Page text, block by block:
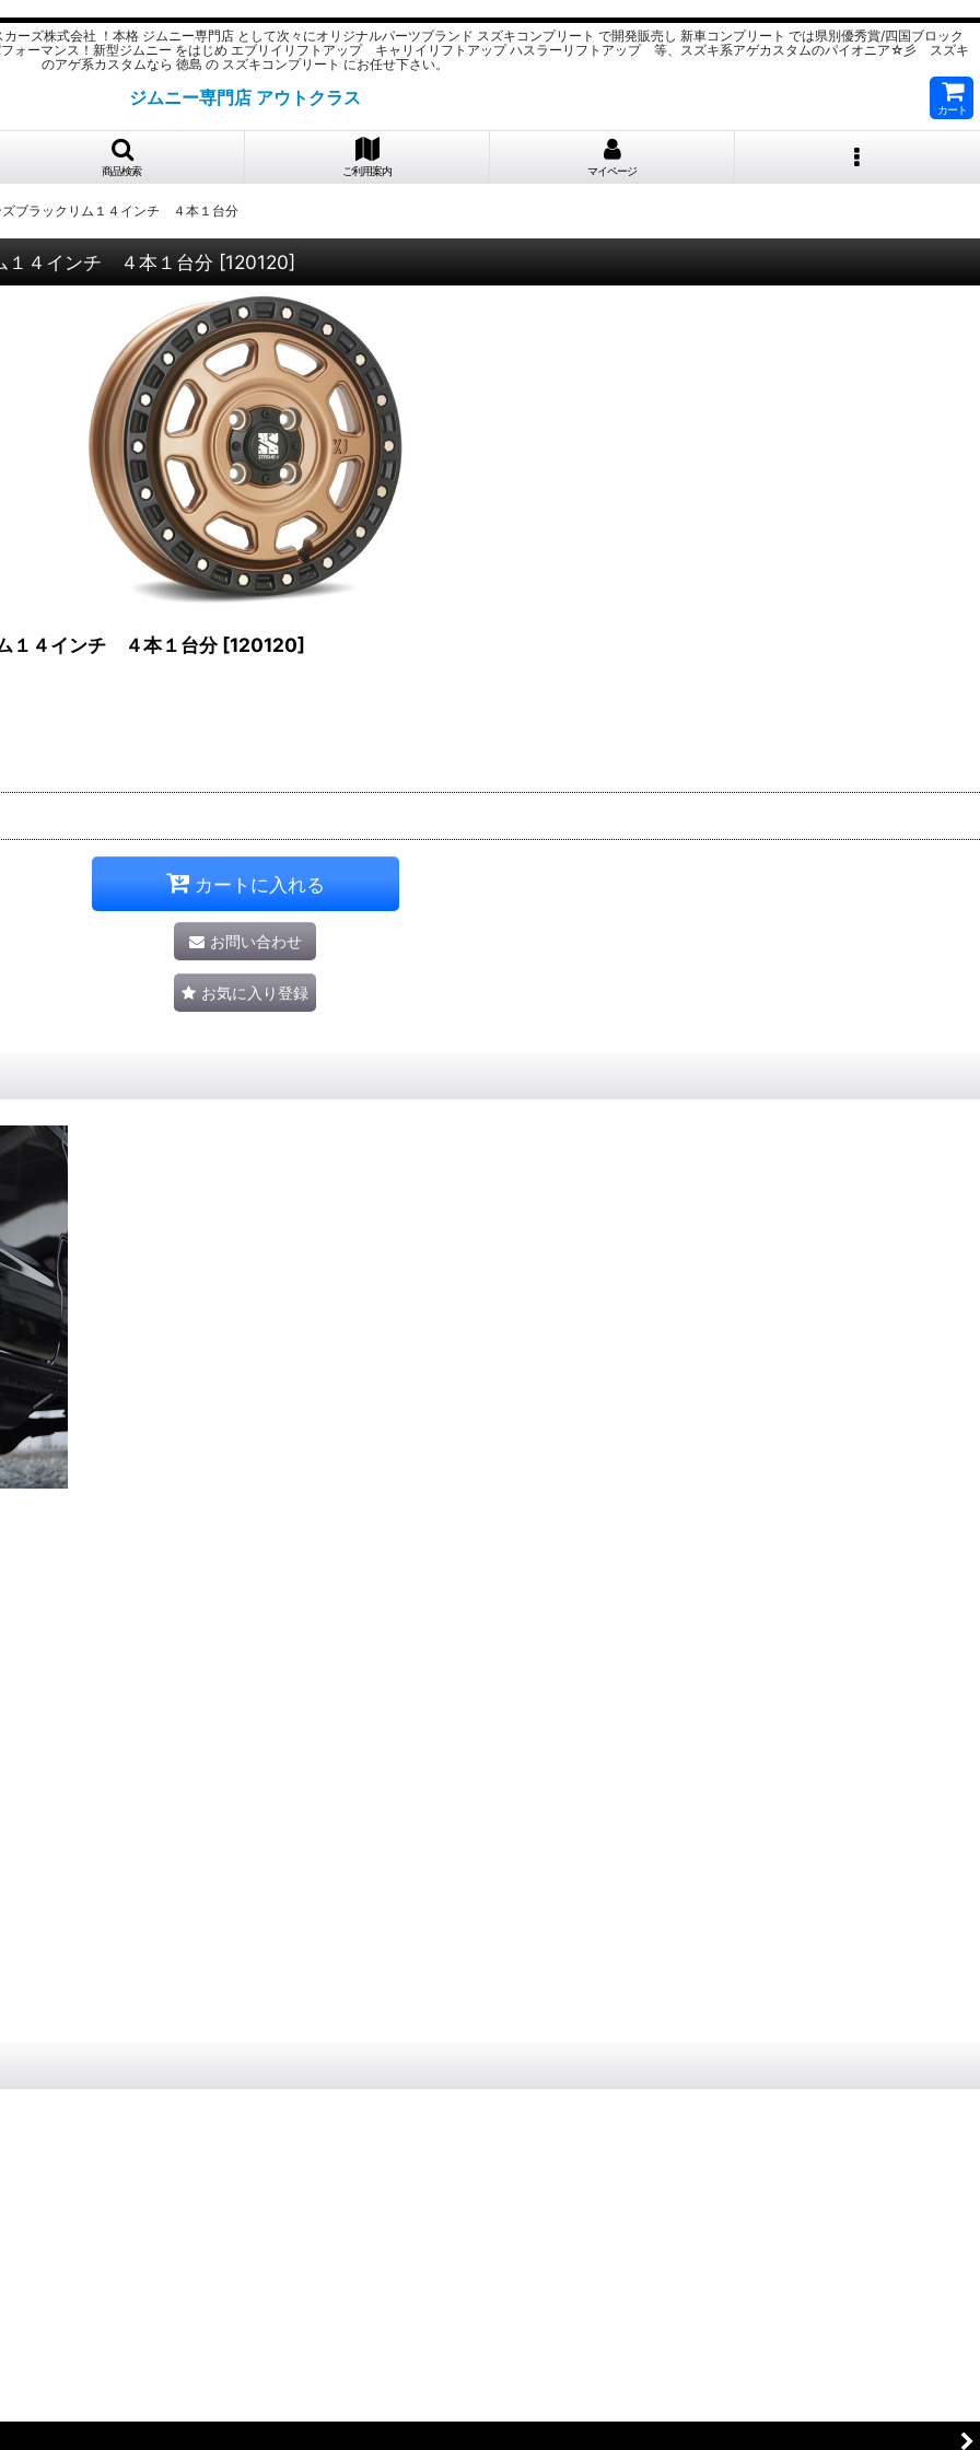
ーズ株式会社 ！本格 ジムニー専門店 として次々にオリジナルパーツブランド スズキコンプリート で開発販売し 新車コンプリート では県別優秀賞/四国ブロック
ォーマンス！新型ジムニー をはじめ エブリイリフトアップ キャリイリフトアップ ハスラーリフトアップ 等、スズキ系アゲカスタムのパイオニア☆彡 スズキ
のアゲ系カスタムなら 徳島 の スズキコンプリート にお任せ下さい。
ジムニー専門店 アウトクラス
カート
商品検索 ご利用案内 マイページ
ラックリム１４インチ ４本１台分
４インチ ４本１台分 [120120]
４インチ ４本１台分 [120120]
カートに入れる
お問い合わせ
お気に入り登録